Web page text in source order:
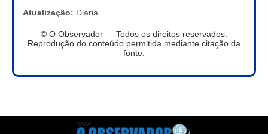
Atualização: Diária
© O Observador — Todos os direitos reservados.
Reprodução do conteúdo permitida mediante citação da
fonte.